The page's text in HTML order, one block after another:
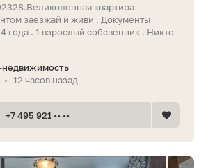
квартира
заезжай и живи . Документы
года . 1 взрослый собсвенник . Никто
• 12 часов назад
+7 495 921 •• ••